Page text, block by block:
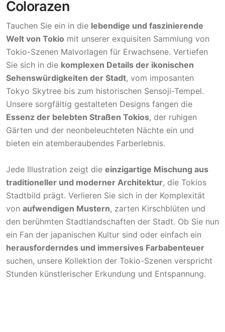
Colorazen
Tauchen Sie ein in die lebendige und faszinierende
Welt von Tokio mit unserer exquisiten Sammlung von
Tokio-Szenen Malvorlagen für Erwachsene. Vertiefen
Sie sich in die komplexen Details der ikonischen
Sehenswürdigkeiten der Stadt, vom imposanten
Tokyo Skytree bis zum historischen Sensoji-Tempel.
Unsere sorgfältig gestalteten Designs fangen die
Essenz der belebten Straßen Tokios, der ruhigen
Gärten und der neonbeleuchteten Nächte ein und
bieten ein atemberaubendes Farberlebnis.
Jede Illustration zeigt die einzigartige Mischung aus
traditioneller und moderner Architektur, die Tokios
Stadtbild prägt. Verlieren Sie sich in der Komplexität
von aufwendigen Mustern, zarten Kirschblüten und
den berühmten Stadtlandschaften der Stadt. Ob Sie nun
ein Fan der japanischen Kultur sind oder einfach ein
herausforderndes und immersives Farbabenteuer
suchen, unsere Kollektion der Tokio-Szenen verspricht
Stunden künstlerischer Erkundung und Entspannung.